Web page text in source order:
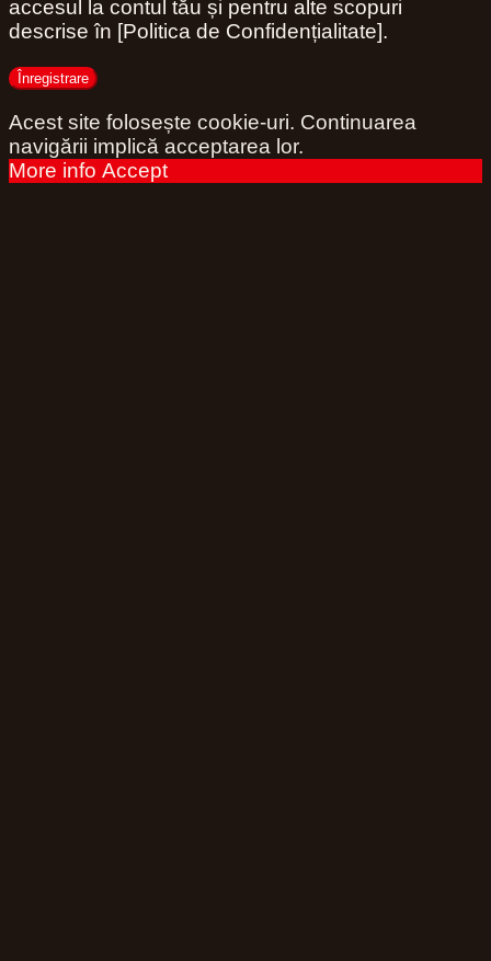
accesul la contul tău și pentru alte scopuri
descrise în [Politica de Confidențialitate].
Înregistrare
Acest site folosește cookie-uri. Continuarea
navigării implică acceptarea lor.
More info Accept